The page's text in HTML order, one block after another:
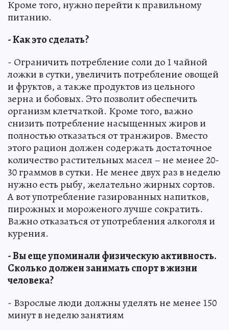
Кроме того, нужно перейти к правильному
питанию.
- Как это сделать?
- Ограничить потребление соли до 1 чайной
ложки в сутки, увеличить потребление овощей
и фруктов, а также продуктов из цельного
зерна и бобовых. Это позволит обеспечить
организм клетчаткой. Кроме того, важно
снизить потребление насыщенных жиров и
полностью отказаться от транжиров. Вместо
этого рацион должен содержать достаточное
количество растительных масел – не менее 20-
30 граммов в сутки. Не менее двух раз в неделю
нужно есть рыбу, желательно жирных сортов.
А вот употребление газированных напитков,
пирожных и мороженого лучше сократить.
Важно отказаться от употребления алкоголя и
курения.
- Вы еще упоминали физическую активность.
Сколько должен занимать спорт в жизни
человека?
- Взрослые люди должны уделять не менее 150
минут в неделю занятиям